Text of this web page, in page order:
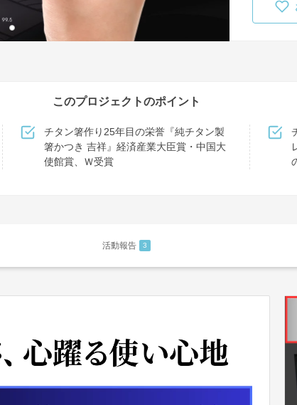
このプロジェクトのポイント
チタン箸作り25年目の栄誉『純チタン製
箸かつき 吉祥』経済産業大臣賞・中国大
使館賞、Ｗ受賞
活動報告 3